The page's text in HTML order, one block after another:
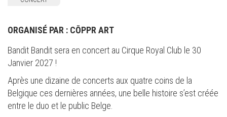
ORGANISÉ PAR : CŌPPR ART
Bandit Bandit sera en concert au Cirque Royal Club le 30
Janvier 2027 !
Après une dizaine de concerts aux quatre coins de la
Belgique ces dernières années, une belle histoire s’est créée
entre le duo et le public Belge.